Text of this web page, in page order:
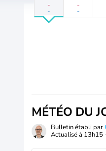
-
-
-
-
MÉTÉO DU
Bulletin établi par
Actualisé à 13h15